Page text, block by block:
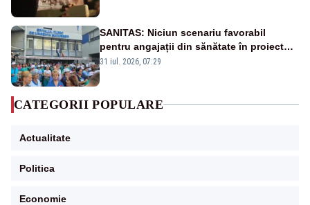
SANITAS: Niciun scenariu favorabil
pentru angajații din sănătate în proiectul
Legii salarizării
31 iul. 2026, 07:29
CATEGORII POPULARE
Actualitate
Politica
Economie